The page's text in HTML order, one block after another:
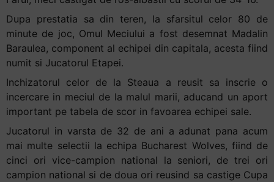
Dupa prestatia sa din teren, la sfarsitul celor 80 de
minute de joc, Omul Meciului a fost desemnat Madalin
Baraulea, component al echipei din capitala, acesta fiind
numit si Jucatorul Etapei.
Inchizatorul celor de la Steaua a reusit sa inscrie o
incercare in meciul de la malul marii, aducand un aport
important pe tabela de scor in favoarea echipei sale.
Jucatorul in varsta de 32 de ani a adunat pana acum
mai multe selectii la echipa Bucharest Wolves, fiind de
cinci ori vice-campion national la seniori, de trei ori
campion national si de doua ori reusind sa castige Cupa